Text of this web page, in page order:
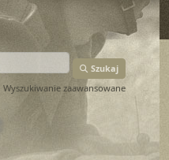
Szukaj
Wyszukiwanie zaawansowane